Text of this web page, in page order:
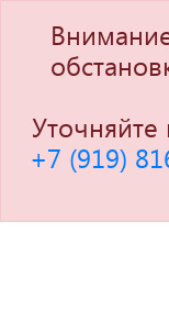
+7 (919)